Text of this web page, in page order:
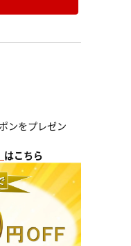
ンをプレゼン
はこちら